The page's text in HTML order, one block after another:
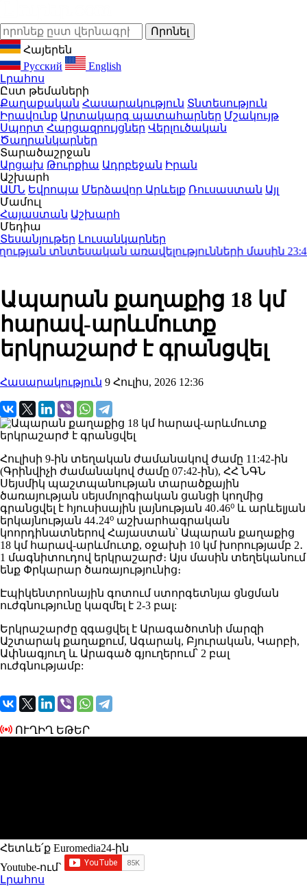
Հայերեն
Русский
English
Լրահոս
Ըստ թեմաների
Քաղաքական Հասարակություն Տնտեսություն
Իրավունք Արտակարգ պատահարներ Մշակույթ
Սպորտ Հարցազրույցներ Վերլուծական
Ծաղրանկարներ
Տարածաշրջան
Արցախ Թուրքիա Ադրբեջան Իրան
Աշխարհ
ԱՄՆ Եվրոպա Մերձավոր Արևելք Ռուսաստան Այլ
Մամուլ
Հայաստան Աշխարհ
Մեդիա
Տեսանյութեր Լուսանկարներ
տնտեսական առավելությունների մասին23:41
Ապարան քաղաքից 18 կմ
հարավ-արևմուտք
երկրաշարժ է գրանցվել
Հասարակություն 9 Հուլիս, 2026 12:36
Հուլիսի 9-ին տեղական ժամանակով ժամը 11:42-ին
(Գրինվիչի ժամանակով ժամը 07։42-ին), ՀՀ ՆԳՆ
Սեյսմիկ պաշտպանության տարածքային
ծառայության սեյսմոլոգիական ցանցի կողմից
գրանցվել է հյուսիսային լայնության 40․46⁰ և արևելյան
երկայնության 44․24⁰ աշխարհագրական
կոորդինատներով Հայաստան՝ Ապարան քաղաքից
18 կմ հարավ-արևմուտք, օջախի 10 կմ խորությամբ 2․
1 մագնիտուդով երկրաշարժ։ Այս մասին տեղեկանում
ենք Փրկարար ծառայությունից։
Էպիկենտրոնային գոտում ստորգետնյա ցնցման
ուժգնությունը կազմել է 2-3 բալ:
Երկրաշարժը զգացվել է Արագածոտնի մարզի
Աշտարակ քաղաքում, Ագարակ, Բյուրական, Կարբի,
Ափնագյուղ և Արագած գյուղերում՝ 2 բալ
ուժգնությամբ:
ՈՒՂԻՂ ԵԹԵՐ
Հետևե՛ք Euromedia24-ին
Youtube-ում`
Լրահոս